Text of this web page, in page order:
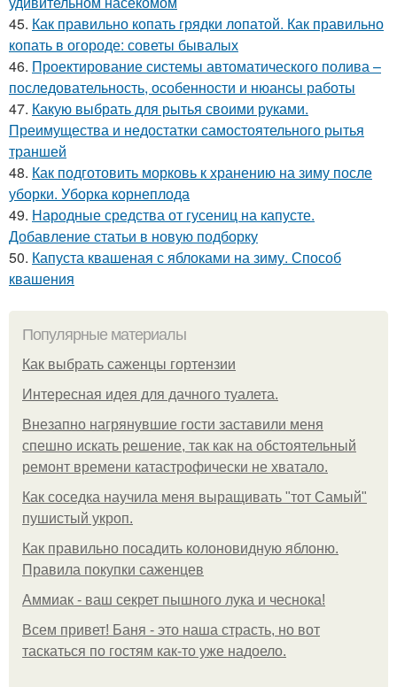
45. Как правильно копать грядки лопатой. Как правильно
копать в огороде: советы бывалых
46. Проектирование системы автоматического полива –
последовательность, особенности и нюансы работы
47. Какую выбрать для рытья своими руками.
Преимущества и недостатки самостоятельного рытья
траншей
48. Как подготовить морковь к хранению на зиму после
уборки. Уборка корнеплода
49. Народные средства от гусениц на капусте.
Добавление статьи в новую подборку
50. Капуста квашеная с яблоками на зиму. Способ
квашения
Популярные материалы
Как выбрать саженцы гортензии
Интересная идея для дачного туалета.
Внезапно нагрянувшие гости заставили меня
спешно искать решение, так как на обстоятельный
ремонт времени катастрофически не хватало.
Как соседка научила меня выращивать "тот Самый"
пушистый укроп.
Как правильно посадить колоновидную яблоню.
Правила покупки саженцев
Аммиак - ваш секрет пышного лука и чеснока!
Всем привет! Баня - это наша страсть, но вот
таскаться по гостям как-то уже надоело.